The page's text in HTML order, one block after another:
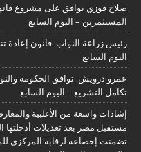
صلاح فوزي يوافق على مشروع
المستثمرين – اليوم السابع
رئيس زراعة النواب: قانون إعادة
اليوم السابع
عمرو درويش: توافق الحكومة
تكامل التشريع – اليوم السابع
إشادات واسعة من الأغلبية
مستقبل مصر بعد تعديلات أدخلتها
تضمنت إخضاعه لرقابة المركزي